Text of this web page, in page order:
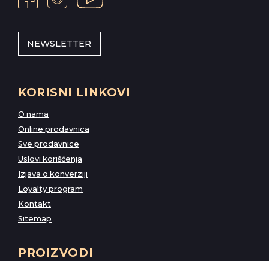
NEWSLETTER
KORISNI LINKOVI
O nama
Online prodavnica
Sve prodavnice
Uslovi korišćenja
Izjava o konverziji
Loyalty program
Kontakt
Sitemap
PROIZVODI